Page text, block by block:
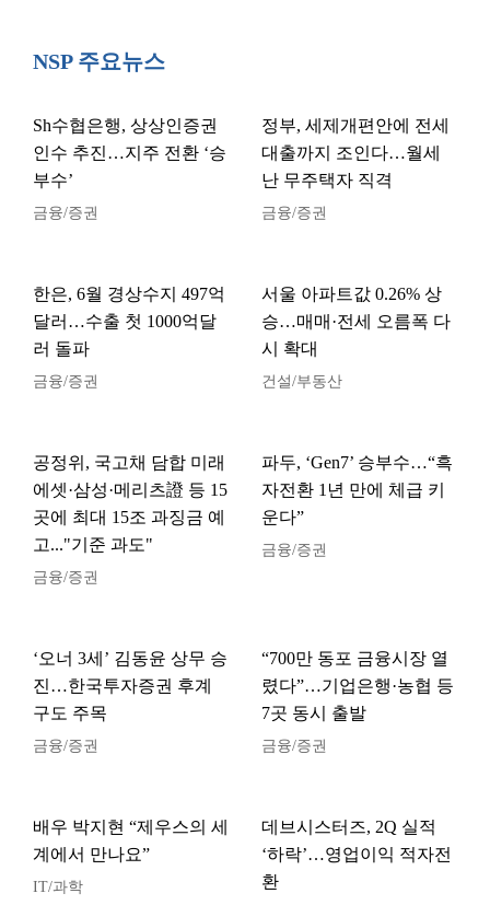
NSP 주요뉴스
Sh수협은행, 상상인증권
인수 추진…지주 전환 ‘승
부수’
금융/증권
정부, 세제개편안에 전세
대출까지 조인다…월세
난 무주택자 직격
금융/증권
한은, 6월 경상수지 497억
달러…수출 첫 1000억달
러 돌파
금융/증권
서울 아파트값 0.26% 상
승…매매·전세 오름폭 다
시 확대
건설/부동산
공정위, 국고채 담합 미래
에셋·삼성·메리츠證 등 15
곳에 최대 15조 과징금 예
고..."기준 과도"
금융/증권
파두, ‘Gen7’ 승부수…“흑
자전환 1년 만에 체급 키
운다”
금융/증권
‘오너 3세’ 김동윤 상무 승
진…한국투자증권 후계
구도 주목
금융/증권
“700만 동포 금융시장 열
렸다”…기업은행·농협 등
7곳 동시 출발
금융/증권
배우 박지현 “제우스의 세
계에서 만나요”
IT/과학
데브시스터즈, 2Q 실적
‘하락’…영업이익 적자전
환